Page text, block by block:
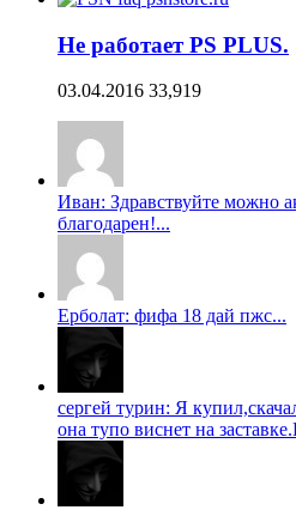
Не работает PS PLUS.
03.04.2016 33,919
Иван: Здравствуйте можно
благодарен!...
Ерболат: фифа 18 дай пжс...
сергей турин: Я
она тупо виснет на